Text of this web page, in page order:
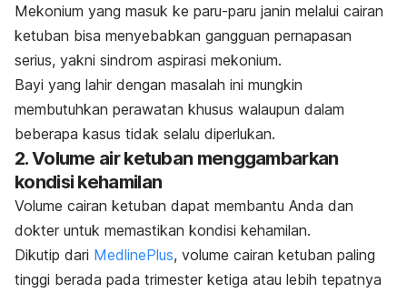
Mekonium yang masuk ke paru-paru janin melalui cairan
ketuban bisa menyebabkan gangguan pernapasan
serius, yakni sindrom aspirasi mekonium.
Bayi yang lahir dengan masalah ini mungkin
membutuhkan perawatan khusus walaupun dalam
beberapa kasus tidak selalu diperlukan.
2. Volume air ketuban menggambarkan
kondisi kehamilan
Volume cairan ketuban dapat membantu Anda dan
dokter untuk memastikan kondisi kehamilan.
Dikutip dari MedlinePlus, volume cairan ketuban paling
tinggi berada pada trimester ketiga atau lebih tepatnya